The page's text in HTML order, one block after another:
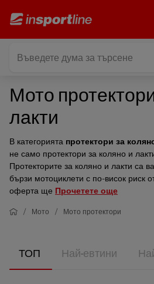
Мото
лакти
В категорията протектори за
не само протектори за коляно и
Протекторите за коляно и лакти са
бързи мотоциклети с по-висок риск
оферта ще Прочетете още
Мото Мото протектори
ТОП Най-евтини